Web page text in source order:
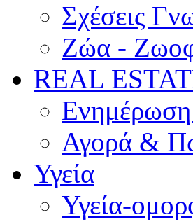
Σχέσεις
Ζώα -
REAL
Αγορά &
Υγεία
Υγεία-